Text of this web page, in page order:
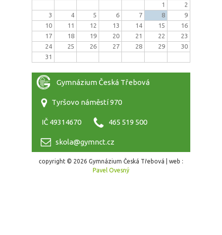
1
2
3
4 5 6 7 8
9
10
11 12 13 14 15
16
17
18 19 20 21 22
23
24
25 26 27 28 29
30
31
Gymnázium Česká Třebová
Tyršovo náměstí 970
IČ 49314670 465 519 500
skola@gymnct.cz
copyright © 2026 Gymnázium Česká Třebová | web :
Pavel Ovesný